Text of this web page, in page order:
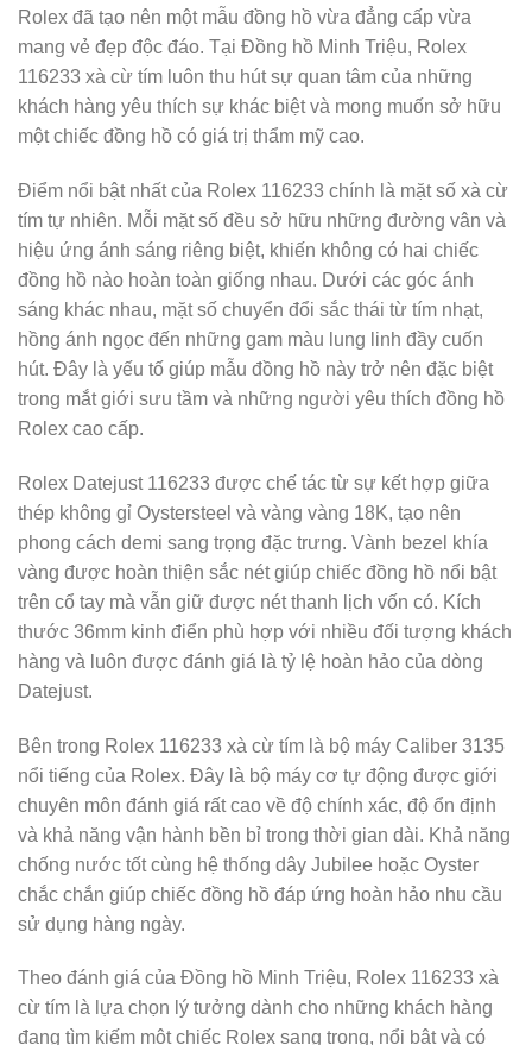
Rolex đã tạo nên một mẫu đồng hồ vừa đẳng cấp vừa
mang vẻ đẹp độc đáo. Tại Đồng hồ Minh Triệu, Rolex
116233 xà cừ tím luôn thu hút sự quan tâm của những
khách hàng yêu thích sự khác biệt và mong muốn sở hữu
một chiếc đồng hồ có giá trị thẩm mỹ cao.
Điểm nổi bật nhất của Rolex 116233 chính là mặt số xà cừ
tím tự nhiên. Mỗi mặt số đều sở hữu những đường vân và
hiệu ứng ánh sáng riêng biệt, khiến không có hai chiếc
đồng hồ nào hoàn toàn giống nhau. Dưới các góc ánh
sáng khác nhau, mặt số chuyển đổi sắc thái từ tím nhạt,
hồng ánh ngọc đến những gam màu lung linh đầy cuốn
hút. Đây là yếu tố giúp mẫu đồng hồ này trở nên đặc biệt
trong mắt giới sưu tầm và những người yêu thích đồng hồ
Rolex cao cấp.
Rolex Datejust 116233 được chế tác từ sự kết hợp giữa
thép không gỉ Oystersteel và vàng vàng 18K, tạo nên
phong cách demi sang trọng đặc trưng. Vành bezel khía
vàng được hoàn thiện sắc nét giúp chiếc đồng hồ nổi bật
trên cổ tay mà vẫn giữ được nét thanh lịch vốn có. Kích
thước 36mm kinh điển phù hợp với nhiều đối tượng khách
hàng và luôn được đánh giá là tỷ lệ hoàn hảo của dòng
Datejust.
Bên trong Rolex 116233 xà cừ tím là bộ máy Caliber 3135
nổi tiếng của Rolex. Đây là bộ máy cơ tự động được giới
chuyên môn đánh giá rất cao về độ chính xác, độ ổn định
và khả năng vận hành bền bỉ trong thời gian dài. Khả năng
chống nước tốt cùng hệ thống dây Jubilee hoặc Oyster
chắc chắn giúp chiếc đồng hồ đáp ứng hoàn hảo nhu cầu
sử dụng hàng ngày.
Theo đánh giá của Đồng hồ Minh Triệu, Rolex 116233 xà
cừ tím là lựa chọn lý tưởng dành cho những khách hàng
đang tìm kiếm một chiếc Rolex sang trọng, nổi bật và có